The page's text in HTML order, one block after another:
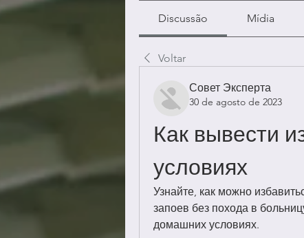
Discussão Mídia
Voltar
Совет Эксперта
30 de agosto de 2023
Как вывести
условиях
Узнайте, как можно
запоев без похода в
домашних условиях.